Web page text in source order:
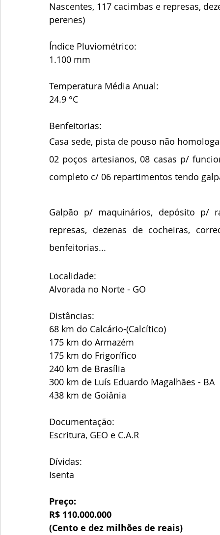
Nascentes, 117 cacimbas e represas,
perenes)
Índice Pluviométrico:
1.100 mm
Temperatura Média Anual:
24.9 °C
Benfeitorias:
Casa sede, pista de pouso não
02 poços artesianos, 08 casas p/
completo c/ 06 repartimentos tendo
Galpão p/ maquinários, depósito p/
represas, dezenas de cocheiras,
benfeitorias...
Localidade:
Alvorada no Norte - GO
Distâncias:
68 km do Calcário-(Calcítico)
175 km do Armazém
175 km do Frigorífico
240 km de Brasília
300 km de Luís Eduardo Magalhães - BA
438 km de Goiânia
Documentação:
Escritura, GEO e C.A.R
Dívidas:
Isenta
Preço:
R$ 110.000.000
(Cento e dez milhões de reais)